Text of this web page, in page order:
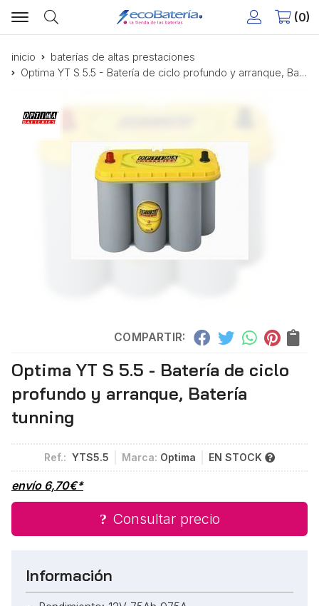
Buscar
0
inicio
baterías de altas prestaciones
Optima YT S 5.5 - Batería de ciclo profundo y arranque, Batería tunning
COMPARTIR:
Optima YT S 5.5 - Batería de ciclo
profundo y arranque, Batería
tunning
Ref.: YTS5.5 Marca: Optima EN STOCK
envío 6,70€*
Consultar precio
Información